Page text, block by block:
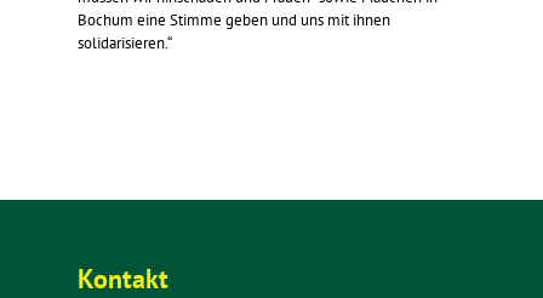
Bochum eine Stimme geben und uns mit ihnen
solidarisieren.“
Kontakt